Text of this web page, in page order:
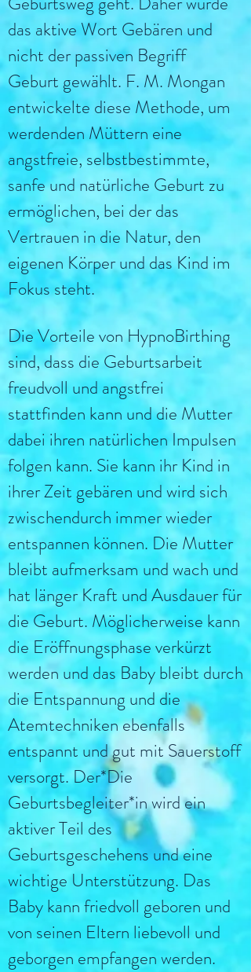
das aktive Wort Gebären und
nicht der passiven Begriff
Geburt gewählt. F. M. Mongan
entwickelte diese Methode, um
werdenden Müttern eine
angstfreie, selbstbestimmte,
sanfe und natürliche Geburt zu
ermöglichen, bei der das
Vertrauen in die Natur, den
eigenen Körper unddas Kind im
Fokus steht.
Die Vorteile von HypnoBirthing
sind, dass die Geburtsarbeit
freudvoll und angstfrei
stattfinden kann und die Mutter
dabei ihren natürlichen Impulsen
folgen kann. Sie kann ihr Kind in
ihrer Zeit gebären und wird sich
zwischendurch immer wieder
entspannen können. Die Mutter
bleibt aufmerksam und wach und
hat länger Kraft und Ausdauer für
die Geburt. Möglicherweise kann
die Eröffnungsphase verkürzt
werden und das Baby bleibt durch
die Entspannung und die
Atemtechniken ebenfalls
entspannt und gut mit Sauerstoff
versorgt. Der*Die
Geburtsbegleiter*in wird ein
aktiver Teil des
Geburtsgeschehens und eine
wichtige Unterstützung. Das
Baby kann friedvoll geboren und
von seinen Eltern liebevoll und
geborgen empfangen werden.